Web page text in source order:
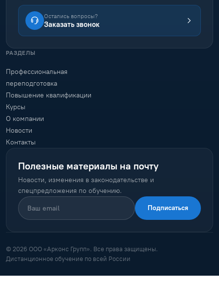
Остались вопросы?
Заказать звонок
РАЗДЕЛЫ
Профессиональная
переподготовка
Повышение квалификации
Курсы
О компании
Новости
Контакты
Полезные материалы на почту
Новости, изменения в законодательстве и
спецпредложения по обучению.
Подписаться
© 2026 ООО «Арконс Групп». Все права защищены.
Дистанционное обучение по всей России